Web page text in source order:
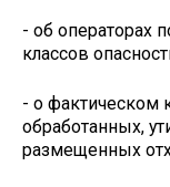
- об операторах
классов
- о фактическом
обработанных,
размещенных